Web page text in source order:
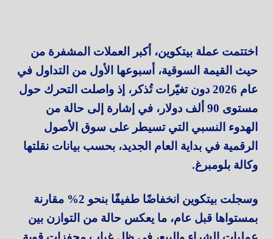
اختتمت عملة بيتكوين، أكبر العملات المشفرة من
حيث القيمة السوقية، أسبوعها الأول من التداول في
عام 2026 دون تغيّرات تُذكر، إذ واصلت التحرك حول
مستوى 90 ألف دولار، في إشارة إلى حالة من
الهدوء النسبي التي تسيطر على سوق الأصول
الرقمية في بداية العام الجديد، بحسب بيانات نقلتها
وكالة بلومبرغ.
وسجلت بيتكوين انخفاضًا طفيفًا بنحو 2% مقارنة
بمستواها قبل عام، ما يعكس حالة من التوازن بين